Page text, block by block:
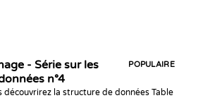
- Série sur les
n°4
POPULAIRE
découvrirez la structure de données Table